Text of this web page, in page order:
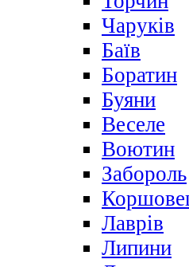
Чаруків
Баїв
Боратин
Буяни
Веселе
Воютин
Забороль
Лаврів
Липини